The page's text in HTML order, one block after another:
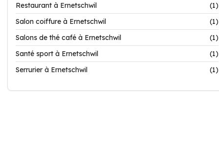
Restaurant à Ernetschwil
(1)
Salon coiffure à Ernetschwil
(1)
Salons de thé café à Ernetschwil
(1)
Santé sport à Ernetschwil
(1)
Serrurier à Ernetschwil
(1)